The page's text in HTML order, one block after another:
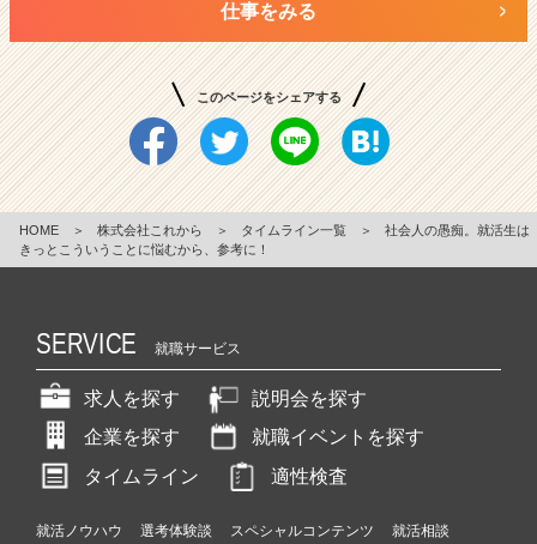
仕事をみる
このページをシェアする
HOME ＞ 株式会社これから ＞ タイムライン一覧 ＞
社会人の愚痴。就活生は
きっとこういうことに悩むから、参考に！
SERVICE 就職サービス
求人を探す
説明会を探す
企業を探す
就職イベントを探す
タイムライン
適性検査
就活ノウハウ 選考体験談 スペシャルコンテンツ
就活相談